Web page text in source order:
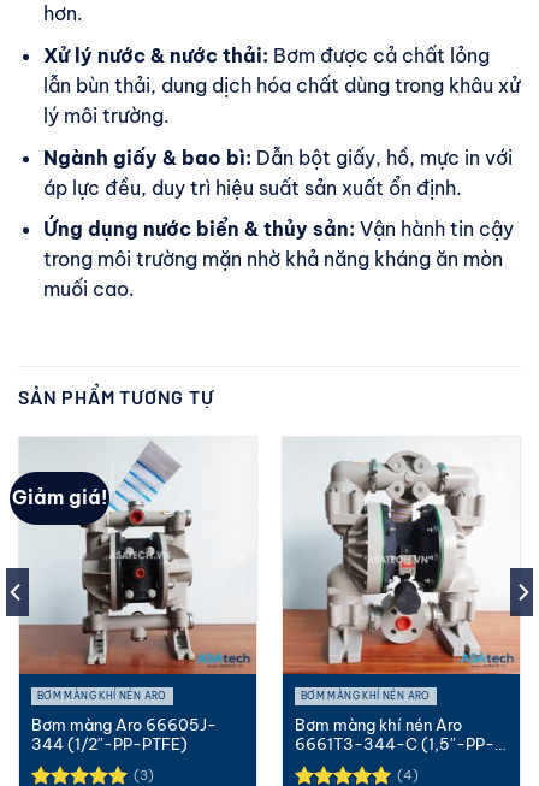
hơn.
Xử lý nước & nước thải: Bơm được cả chất lỏng
lẫn bùn thải, dung dịch hóa chất dùng trong khâu xử
lý môi trường.
Ngành giấy & bao bì: Dẫn bột giấy, hồ, mực in với
áp lực đều, duy trì hiệu suất sản xuất ổn định.
Ứng dụng nước biển & thủy sản: Vận hành tin cậy
trong môi trường mặn nhờ khả năng kháng ăn mòn
muối cao.
SẢN PHẨM TƯƠNG TỰ
Giảm giá!
BƠM MÀNG KHÍ NÉN ARO
Bơm màng Aro 66605J-
344 (1/2″-PP-PTFE)
(3)
BƠM MÀNG KHÍ NÉN ARO
Bơm màng khí nén Aro
6661T3-344-C (1,5″-PP-
PTFE)
(4)